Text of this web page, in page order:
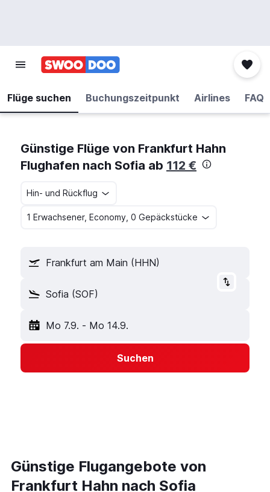
Flüge suchen Buchungszeitpunkt Airlines FAQ
Günstige Flüge von Frankfurt Hahn
Flughafen nach Sofia ab 112 €
Hin- und Rückflug
1 Erwachsener, Economy, 0 Gepäckstücke
Frankfurt am Main (HHN)
Sofia (SOF)
Mo 7.9. - Mo 14.9.
Suchen
Günstige Flugangebote von
Frankfurt Hahn nach Sofia